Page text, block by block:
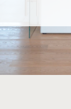
sicher